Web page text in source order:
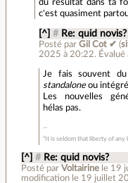
du résultat dans ta
c'est quasiment
[^] # Re: quid novis?
Posté parGil Cot ✔ (
2025 à 20:22. Évalué
Je fais souvent
standaloneou intégré
Les nouvelles
hélas pas.
“It is seldom that liberty of any
[^] # Re: quid novis?
Posté par Voltairine le 19
modification le 19 juillet